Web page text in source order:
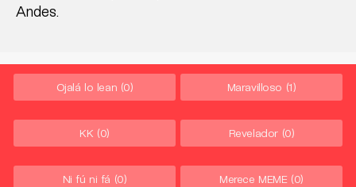
Andes.
Ojalá lo lean (0) Maravilloso (1)
KK (0) Revelador (0)
Ni fú ni fá (0) Merece MEME (0)